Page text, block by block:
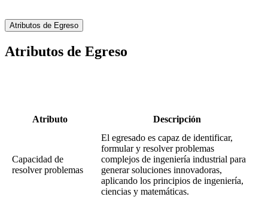
Atributos de Egreso
Atributos de Egreso
Atributo Descripción
Capacidad de
resolver problemas
El egresado es capaz de identificar,
formular y resolver problemas
complejos de ingeniería industrial para
generar soluciones innovadoras,
aplicando los principios de ingeniería,
ciencias y matemáticas.